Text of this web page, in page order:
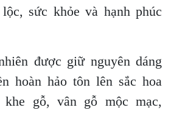
sức khỏe và hạnh phúc
được giữ nguyên dáng
hoàn hảo tôn lên sắc hoa
gỗ, vân gỗ mộc mạc,